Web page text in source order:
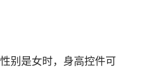
别是女时，身高控件可